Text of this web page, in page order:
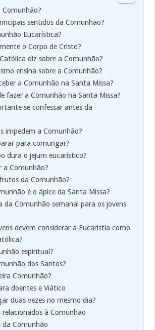
Comunhão?
sentidos da Comunhão?
Eucarística?
o Corpo de Cristo?
diz sobre a Comunhão?
ensina sobre a Comunhão?
a Comunhão na Santa Missa?
fazer a Comunhão na Santa Missa?
se confessar antes da
impedem a Comunhão?
para comungar?
dura o jejum eucarístico?
a Comunhão?
da Comunhão?
é o ápice da Santa Missa?
da Comunhão semanal para os jovens
devem considerar a Eucaristia como
espiritual?
dos Santos?
Comunhão?
doentes e Viático
duas vezes no mesmo dia?
relacionados à Comunhão
da Comunhão